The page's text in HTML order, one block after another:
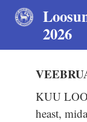
2026
KUU
heast,